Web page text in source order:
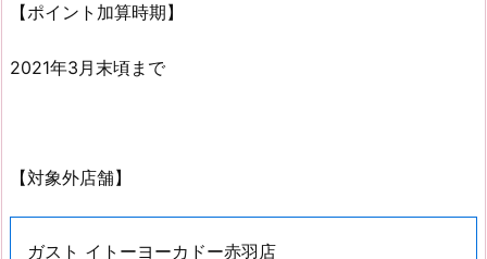
【ポイント加算時期】
2021年3月末頃まで
【対象外店舗】
ガスト イトーヨーカドー赤羽店